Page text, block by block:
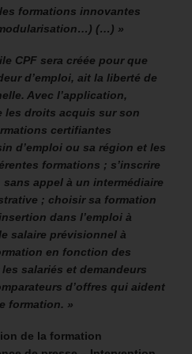
formations innovantes
(…) »
CPF sera créée pour que
d’emploi, ait la liberté de
Avec l’application,
les droits acquis sur son
certifiantes
d’emploi ou sa région et les
formations ; s’inscrire
appel à un intermédiaire
; choisir sa formation
dans l’emploi à
salaire prévisionnel à
en fonction des
salariés et demandeurs
d’offres qui aident
formation. »
de la formation